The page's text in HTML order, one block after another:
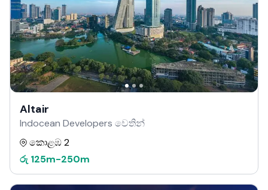
Altair
Indocean Developers වෙතින්
කොළඹ 2
රු 125m-250m